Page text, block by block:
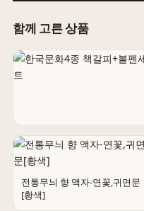
함께 고른 상품
한국문화4종 책갈피+볼펜세트
전통무늬 향 액자-연꽃,귀면문
[황색]